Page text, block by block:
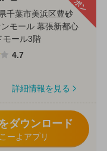
千葉市美浜区豊砂
モール 幕張新都心
モール3階
4.7
詳細情報を見る
ダウンロード
ーよアプリ